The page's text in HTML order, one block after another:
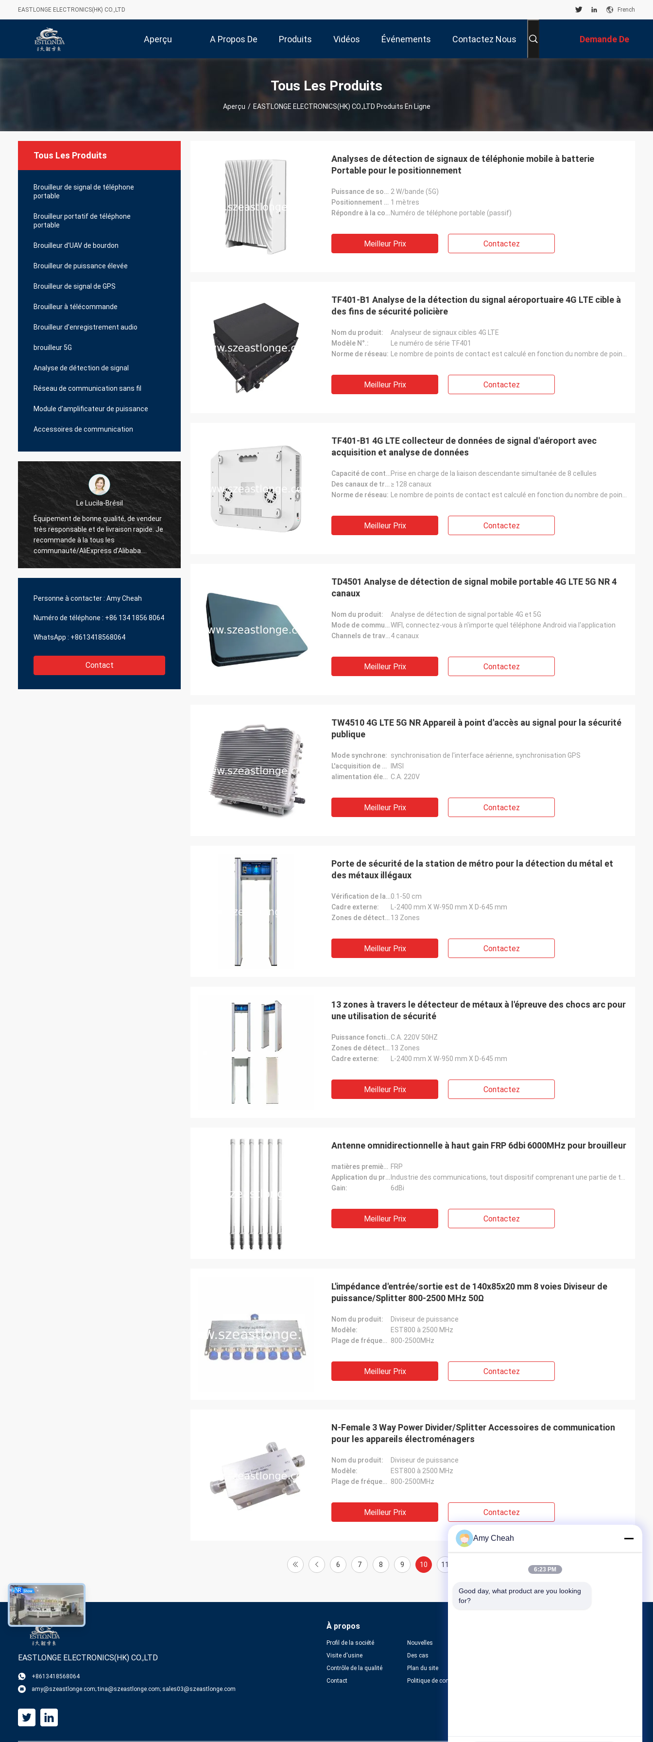
EASTLONGE ELECTRONICS(HK) CO.,LTD French
Aperçu A Propos De Produits Vidéos Événements Contactez Nous Demande De
Soumission
Tous Les Produits
Aperçu / EASTLONGE ELECTRONICS(HK) CO.,LTD Produits En Ligne
Tous Les Produits
Brouilleur de signal de téléphone
portable
Brouilleur portatif de téléphone
portable
Brouilleur d'UAV de bourdon
Brouilleur de puissance élevée
Brouilleur de signal de GPS
Brouilleur à télécommande
Brouilleur d'enregistrement audio
brouilleur 5G
Analyse de détection de signal
Réseau de communication sans fil
Module d'amplificateur de puissance
Accessoires de communication
qualité, de vendeur
livraison rapide. Je
d'Alibaba.
plus d'unités.
La Hamadivo-France
Le best-seller, la bonne transaction et le
délai de livraison rapide
Le Lance-Canada
expédition rapide et aucun problèmes
Personne à contacter : Amy Cheah
Numéro de téléphone : +86 134 1856 8064
WhatsApp : +8613418568064
Contact
Analyses de détection de signaux de téléphonie mobile à batterie
Portable pour le positionnement
Puissance de sortie: 2 W/bande (5G)
Positionnement de l'exactitude: 1 mètres
Répondre à la condition: Numéro de téléphone portable (passif)
Meilleur Prix Contactez
TF401-B1 Analyse de la détection du signal aéroportuaire 4G LTE cible à
des fins de sécurité policière
Nom du produit:
Analyseur de signaux cibles 4G LTE
Modèle N°.:
Le numéro de série TF401
Norme de réseau:
Meilleur Prix Contactez
TF401-B1 4G LTE collecteur de données de signal d'aéroport avec
acquisition et analyse de données
Capacité de contrôle:Prise en charge de la liaison descendante simultanée de 8 cellules
Des canaux de traitement de démodulation en descente: ≥ 128 canaux
Norme de réseau:
Meilleur Prix Contactez
TD4501 Analyse de détection de signal mobile portable 4G LTE 5G NR 4
canaux
Nom du produit:
Analyse de détection de signal portable 4G et 5G
Mode de communication:WIFI, connectez-vous à n'importe quel téléphone Android via l'application
Channels de travail:4 canaux
Meilleur Prix Contactez
TW4510 4G LTE 5G NR Appareil à point d'accès au signal pour la sécurité
publique
Mode synchrone: synchronisation de l'interface aérienne, synchronisation GPS
L'acquisition de données:
IMSI
alimentation électrique: C.A. 220V
Meilleur Prix Contactez
Porte de sécurité de la station de métro pour la détection du métal et
des métaux illégaux
Vérification de la distance:0.1-50 cm
Cadre externe:
L-2400 mm X W-950 mm X D-645 mm
Zones de détection: 13 Zones
Meilleur Prix Contactez
13 zones à travers le détecteur de métaux à l'épreuve des chocs arc pour
une utilisation de sécurité
Puissance fonctionnante:C.A. 220V 50HZ
Zones de détection: 13 Zones
Cadre externe:
L-2400 mm X W-950 mm X D-645 mm
Meilleur Prix Contactez
Antenne omnidirectionnelle à haut gain FRP 6dbi 6000MHz pour brouilleur
matières premières: FRP
Application du projet:
Gain:
6dBi
Meilleur Prix Contactez
L'impédance d'entrée/sortie est de 140x85x20 mm 8 voies Diviseur de
puissance/Splitter 800-2500 MHz 50Ω
Nom du produit:
Diviseur de puissance
Modèle:
EST800 à 2500 MHz
Plage de fréquence: 800-2500MHz
Meilleur Prix Contactez
N-Female 3 Way Power Divider/Splitter Accessoires de communication
pour les appareils électroménagers
Nom du produit:
Diviseur de puissance
Modèle:
EST800 à 2500 MHz
Plage de fréquence: 800-2500MHz
Meilleur Prix Contactez
6 7 8 9 10 11
EASTLONGE ELECTRONICS(HK) CO.,LTD
+8613418568064
amy@szeastlonge.com; tina@szeastlonge.com; sales03@szeastlonge.com
À propos
Profil de la société
Visite d'usine
Contrôle de la qualité
Contact
Nouvelles
Des cas
Plan du site
Politique de confidentialité
Amy Cheah
6:23 PM
Good day, what product are you looking
for?